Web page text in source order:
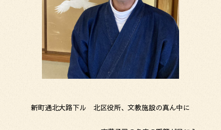
新町通北大路下ル 北区役所、文教施設の真ん中に